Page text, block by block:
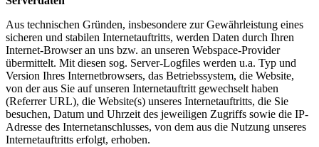
Aus technischen Gründen, insbesondere zur Gewährleistung eines
sicheren und stabilen Internetauftritts, werden Daten durch Ihren
Internet-Browser an uns bzw. an unseren Webspace-Provider
übermittelt. Mit diesen sog. Server-Logfiles werden u.a. Typ und
Version Ihres Internetbrowsers, das Betriebssystem, die Website,
von der aus Sie auf unseren Internetauftritt gewechselt haben
(Referrer URL), die Website(s) unseres Internetauftritts, die Sie
besuchen, Datum und Uhrzeit des jeweiligen Zugriffs sowie die IP-
Adresse des Internetanschlusses, von dem aus die Nutzung unseres
Internetauftritts erfolgt, erhoben.